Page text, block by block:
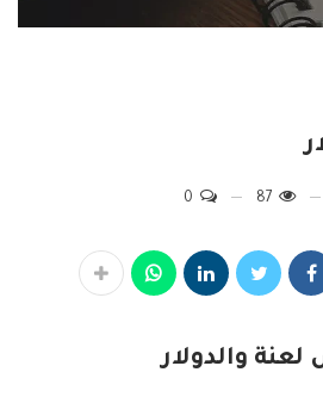
والدولار